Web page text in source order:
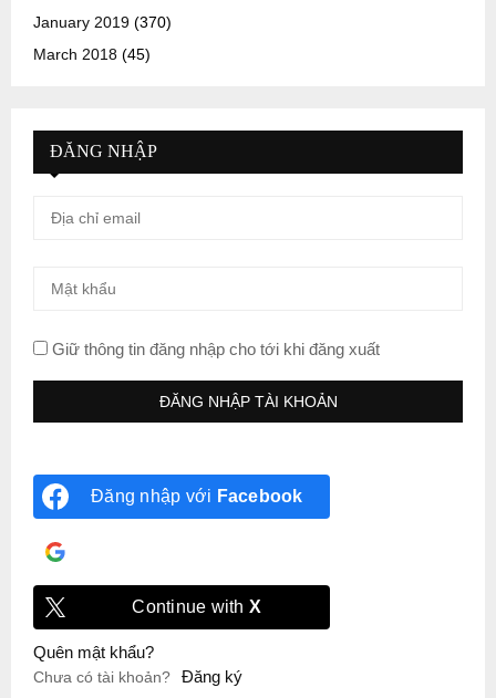
January 2019 (370)
March 2018 (45)
ĐĂNG NHẬP
Giữ thông tin đăng nhập cho tới khi đăng xuất
Đăng nhập với Facebook
Continue with X
Quên mật khẩu?
Chưa có tài khoản? Đăng ký